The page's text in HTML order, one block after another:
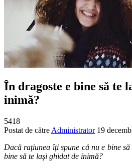
În dragoste e bine să te
inimă?
5418
Postat de către Administrator 19
Dacă raţiunea îţi spune că nu e bine
bine să te laşi ghidat de inimă?